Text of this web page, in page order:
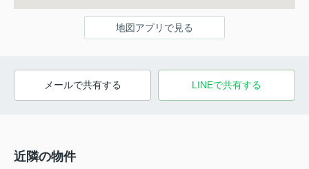
地図アプリで見る
メールで共有する LINEで共有する
近隣の物件